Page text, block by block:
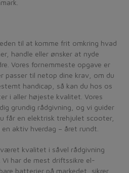
til at komme frit omkring hvad
handle eller ønsker at nyde
Vores fornemmeste opgave er
passer til netop dine krav, om du
handicap, så kan du hos os
i aller højeste kvalitet. Vores
grundig rådgivning, og vi guider
får en elektrisk trehjulet scooter,
aktiv hverdag – året rundt.
kvalitet i såvel rådgivning
har de mest driftssikre el-
batterier på markedet, sikrer